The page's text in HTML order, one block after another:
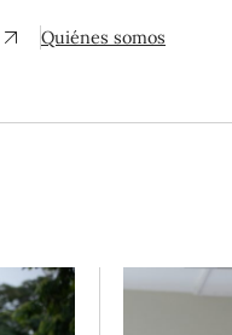
Quiénes somos